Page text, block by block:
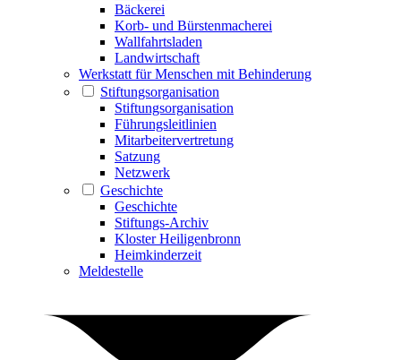
Bäckerei
Korb- und Bürstenmacherei
Wallfahrtsladen
Landwirtschaft
Werkstatt für Menschen mit Behinderung
Stiftungsorganisation
Stiftungsorganisation
Führungsleitlinien
Mitarbeitervertretung
Satzung
Netzwerk
Geschichte
Geschichte
Stiftungs-Archiv
Kloster Heiligenbronn
Heimkinderzeit
Meldestelle